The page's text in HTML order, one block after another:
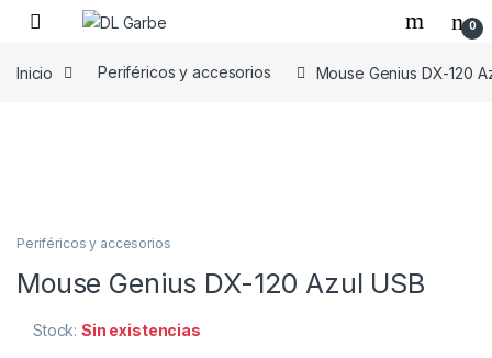
0
Inicio Periféricos y accesorios Mouse Genius DX-120
Periféricos y accesorios
Mouse Genius DX-120 Azul USB
Stock:Sin existencias